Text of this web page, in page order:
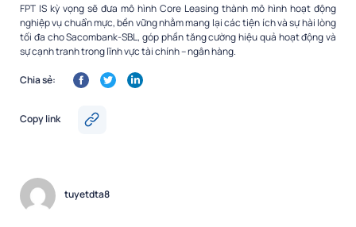
FPT IS kỳ vọng sẽ đưa mô hình Core Leasing thành mô hình hoạt động
nghiệp vụ chuẩn mực, bền vững nhằm mang lại các tiện ích và sự hài lòng
tối đa cho Sacombank-SBL, góp phần tăng cường hiệu quả hoạt động và
sự cạnh tranh trong lĩnh vực tài chính – ngân hàng.
Chia sẻ:
Copy link
tuyetdta8